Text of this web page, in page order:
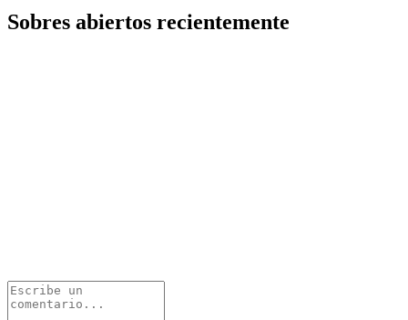
Sobres abiertos recientemente